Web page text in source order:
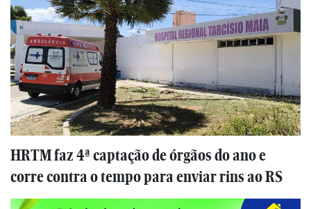
HRTM faz 4ª captação de órgãos do ano e
corre contra o tempo para enviar rins ao RS